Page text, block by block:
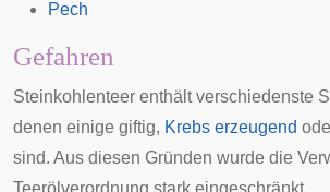
Pech
Gefahren
Steinkohlenteer enthält verschiedenste
denen einige giftig, Krebs erzeugend
sind. Aus diesen Gründen wurde die
Teerölverordnung stark eingeschränkt.